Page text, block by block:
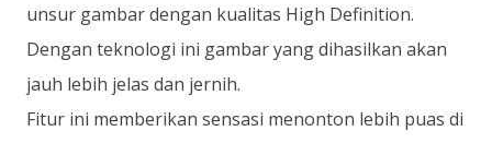
unsur gambar dengan kualitas High Definition.
Dengan teknologi ini gambar yang dihasilkan akan
jauh lebih jelas dan jernih.
Fitur ini memberikan sensasi menonton lebih puas di